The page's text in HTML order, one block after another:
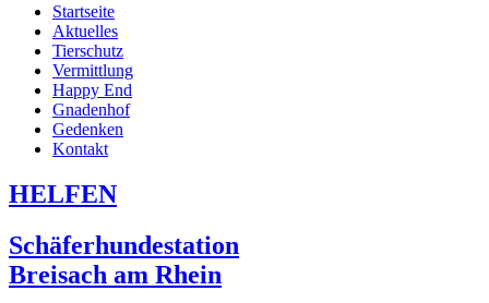
Startseite
Aktuelles
Tierschutz
Vermittlung
Happy End
Gnadenhof
Gedenken
Kontakt
HELFEN
Schäferhundestation
Breisach am Rhein